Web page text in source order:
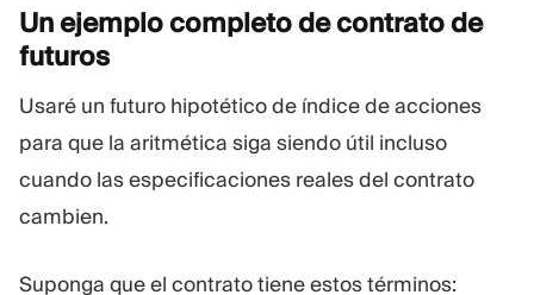
Un ejemplo completo de contrato de
futuros
Usaré un futuro hipotético de índice de acciones
para que la aritmética siga siendo útil incluso
cuando las especificaciones reales del contrato
cambien.
Suponga que el contrato tiene estos términos: